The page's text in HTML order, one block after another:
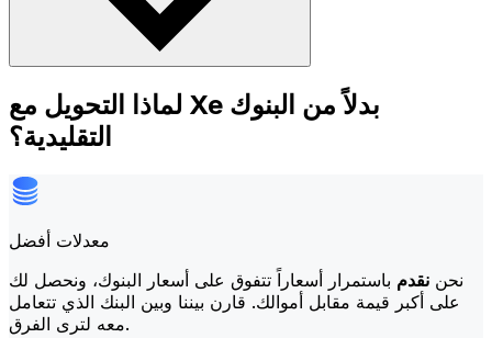
لماذا التحويل مع Xe بدلاً من البنوك
التقليدية؟
معدلات أفضل
نحن نقدم باستمرار أسعاراً تتفوق على أسعار البنوك، ونحصل لك
على أكبر قيمة مقابل أموالك. قارن بيننا وبين البنك الذي تتعامل
معه لترى الفرق.